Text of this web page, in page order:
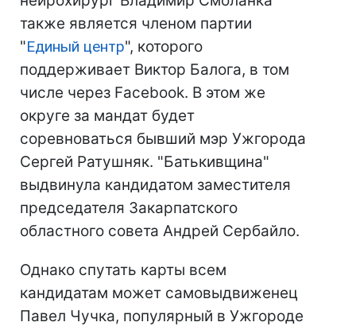
также является членом партии
"Единый центр", которого
поддерживает Виктор Балога, в том
числе через Facebook. В этом же
округе за мандат будет
соревноваться бывший мэр Ужгорода
Сергей Ратушняк. "Батькивщина"
выдвинула кандидатом заместителя
председателя Закарпатского
областного совета Андрей Сербайло.
Однако спутать карты всем
кандидатам может самовыдвиженец
Павел Чучка, популярный в Ужгороде